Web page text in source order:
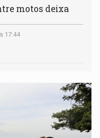
motos deixa
17:44